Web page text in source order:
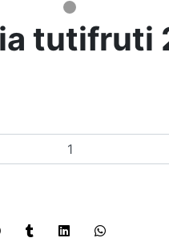
tutifruti